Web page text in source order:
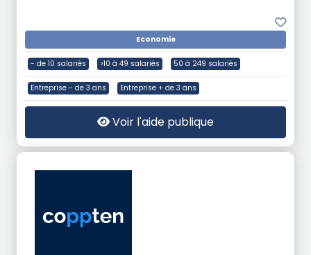
Economie
- de 10 salariés >10 à 49 salariés 50 à 249 salariés
Entreprise - de 3 ans Entreprise + de 3 ans
Voir l'aide publique